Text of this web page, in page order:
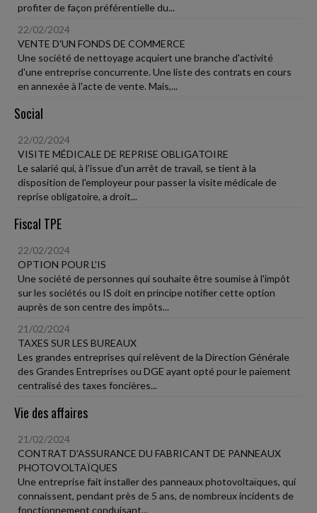
profiter de façon préférentielle du...
22/02/2024
VENTE D'UN FONDS DE COMMERCE
Une société de nettoyage acquiert une branche d'activité
d'une entreprise concurrente. Une liste des contrats en cours
en annexée à l'acte de vente. Mais,...
Social
22/02/2024
VISITE MÉDICALE DE REPRISE OBLIGATOIRE
Le salarié qui, à l'issue d'un arrêt de travail, se tient à la
disposition de l'employeur pour passer la visite médicale de
reprise obligatoire, a droit...
Fiscal TPE
22/02/2024
OPTION POUR L'IS
Une société de personnes qui souhaite être soumise à l'impôt
sur les sociétés ou IS doit en principe notifier cette option
auprès de son centre des impôts...
21/02/2024
TAXES SUR LES BUREAUX
Les grandes entreprises qui relèvent de la Direction Générale
des Grandes Entreprises ou DGE ayant opté pour le paiement
centralisé des taxes foncières...
Vie des affaires
21/02/2024
CONTRAT D'ASSURANCE DU FABRICANT DE PANNEAUX
PHOTOVOLTAÏQUES
Une entreprise fait installer des panneaux photovoltaïques, qui
connaissent, pendant près de 5 ans, de nombreux incidents de
fonctionnement conduisant...